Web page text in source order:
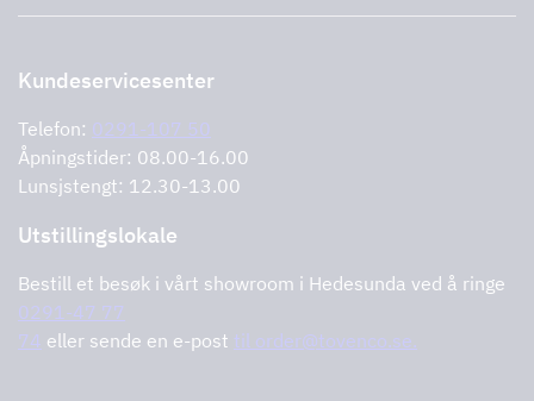
Støtte og tjenester
Informasjonskapsler
Retur av produktet
Støtte og tjenester
Kundeservicesenter
Telefon: 0291-107 50
Åpningstider: 08.00-16.00
Lunsjstengt: 12.30-13.00
Utstillingslokale
Bestill et besøk i vårt showroom i Hedesunda ved å ringe
0291-47 77
74 eller sende en e-post til order@tovenco.se.